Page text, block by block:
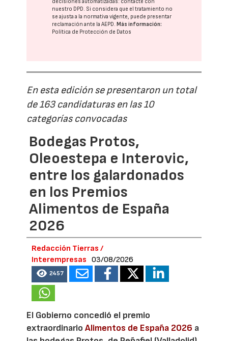
nuestro DPD. Si considera que el tratamiento no
se ajusta a la normativa vigente, puede presentar
reclamación ante laAEPD.Más información:
Política de Protección de Datos
En esta edición se presentaron un total
de 163 candidaturas en las 10
categorías convocadas
Bodegas Protos,
Oleoestepa e Interovic,
entre los galardonados
en los Premios
Alimentos de España
2026
Redacción Tierras /
Interempresas
03/08/2026
2457
El Gobierno concedió el premio
extraordinarioAlimentos de España 2026 a